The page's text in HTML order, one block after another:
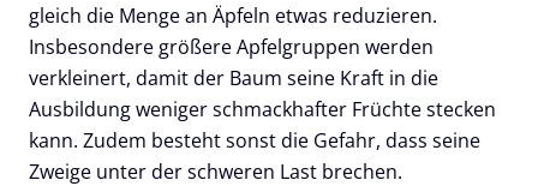
gleich die Menge an Äpfeln etwas reduzieren.
Insbesondere größere Apfelgruppen werden
verkleinert, damit der Baum seine Kraft in die
Ausbildung weniger schmackhafter Früchte stecken
kann. Zudem besteht sonst die Gefahr, dass seine
Zweige unter der schweren Last brechen.